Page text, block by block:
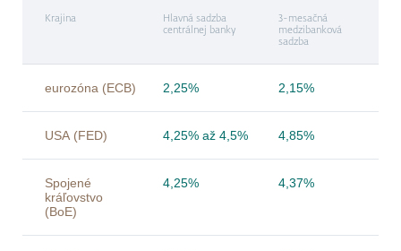
Krajina
Hlavná sadzba
centrálnej banky
3-mesačná
medzibanková
sadzba
eurozóna (ECB) 2,25% 2,15%
USA (FED) 4,25% až 4,5% 4,85%
Spojené
kráľovstvo
(BoE)
4,25% 4,37%